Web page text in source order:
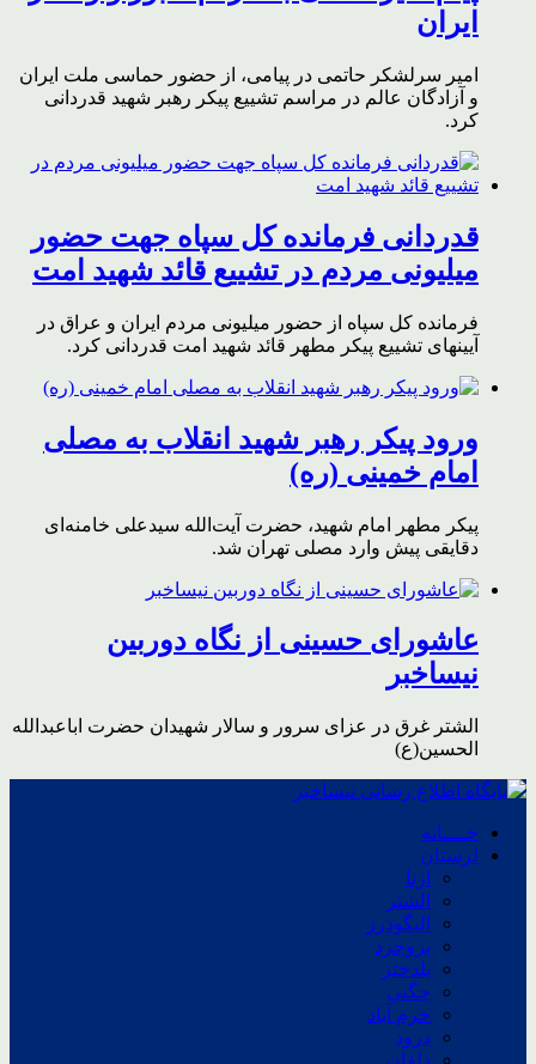
ایران
امیر سرلشکر حاتمی در پیامی، از حضور حماسی ملت ایران
و آزادگان عالم در مراسم تشییع پیکر رهبر شهید قدردانی
کرد.
قدردانی فرمانده کل سپاه جهت حضور
میلیونی مردم در تشییع قائد شهید امت
فرمانده کل سپاه از حضور میلیونی مردم ایران و عراق در
آیینهای تشییع پیکر مطهر قائد شهید امت قدردانی کرد.
ورود پیکر رهبر شهید انقلاب به مصلی
امام خمینی (ره)
پیکر مطهر امام شهید،‌ حضرت آیت‌الله سیدعلی خامنه‌ای
دقایقی پیش وارد مصلی تهران شد.
عاشورای حسینی از نگاه دوربین
نیساخبر
الشتر غرق در عزای سرور و سالار شهیدان حضرت اباعبدالله
الحسین(ع)
خــــانه
لرستان
ازنا
الشتر
الیگودرز
بروجرد
پلدختر
چگنی
خرم آباد
درود